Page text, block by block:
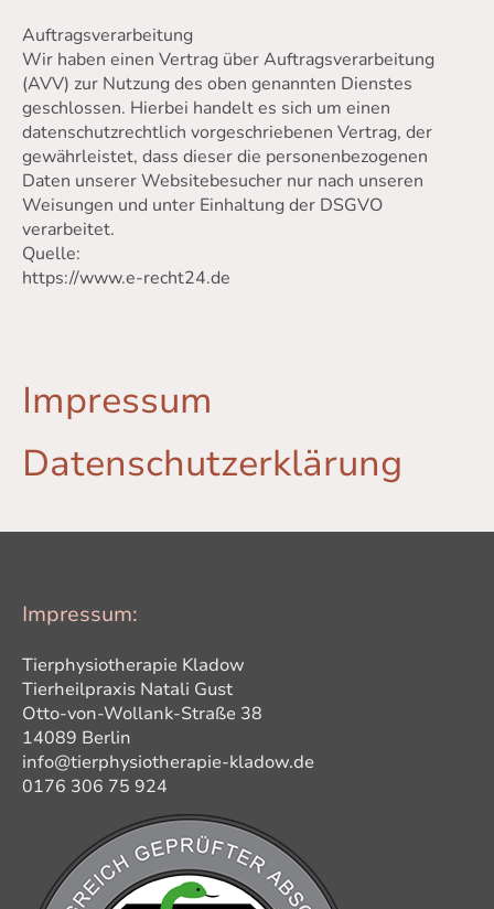
Auftragsverarbeitung
Wir haben einen Vertrag über Auftragsverarbeitung
(AVV) zur Nutzung des oben genannten Dienstes
geschlossen. Hierbei handelt es sich um einen
datenschutzrechtlich vorgeschriebenen Vertrag, der
gewährleistet, dass dieser die personenbezogenen
Daten unserer Websitebesucher nur nach unseren
Weisungen und unter Einhaltung der DSGVO
verarbeitet.
Quelle:
https://www.e-recht24.de
Impressum
Datenschutzerklärung
Impressum:
Tierphysiotherapie Kladow
Tierheilpraxis Natali Gust
Otto-von-Wollank-Straße 38
14089 Berlin
info@tierphysiotherapie-kladow.de
0176 306 75 924